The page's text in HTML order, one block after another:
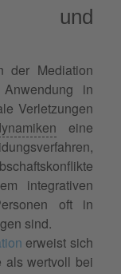
und
der Mediation
in
Verletzungen
eine
integrativen
oft in
sind.
erweist sich
als wertvoll bei